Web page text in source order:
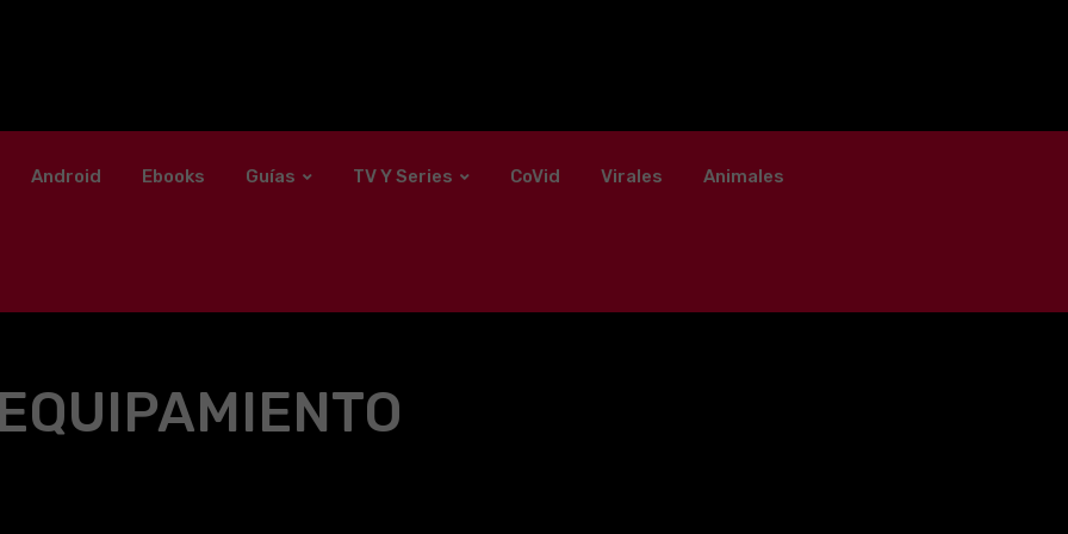
Android Ebooks Guías TV Y Series CoVid Virales Animales